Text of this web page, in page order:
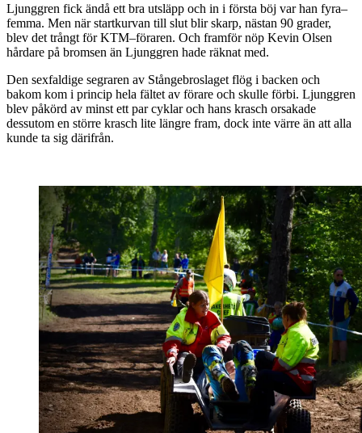
Ljunggren fick ändå ett bra utsläpp och in i första böj var han fyra–
femma. Men när startkurvan till slut blir skarp, nästan 90 grader,
blev det trångt för KTM–föraren. Och framför nöp Kevin Olsen
hårdare på bromsen än Ljunggren hade räknat med.
Den sexfaldige segraren av Stångebroslaget flög i backen och
bakom kom i princip hela fältet av förare och skulle förbi. Ljunggren
blev påkörd av minst ett par cyklar och hans krasch orsakade
dessutom en större krasch lite längre fram, dock inte värre än att alla
kunde ta sig därifrån.